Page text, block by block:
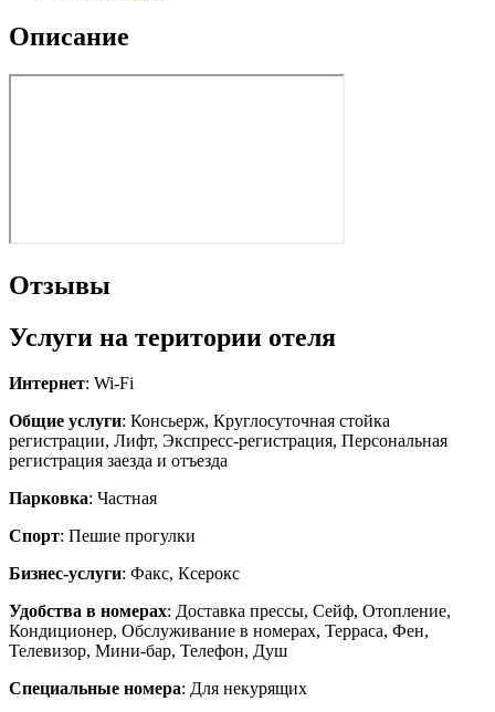
Описание
Отзывы
Услуги на територии отеля
Интернет: Wi-Fi
Общие услуги: Консьерж, Круглосуточная стойка
регистрации, Лифт, Экспресс-регистрация, Персональная
регистрация заезда и отъезда
Парковка: Частная
Спорт: Пешие прогулки
Бизнес-услуги: Факс, Ксерокс
Удобства в номерах: Доставка прессы, Сейф, Отопление,
Кондиционер, Обслуживание в номерах, Терраса, Фен,
Телевизор, Мини-бар, Телефон, Душ
Специальные номера: Для некурящих